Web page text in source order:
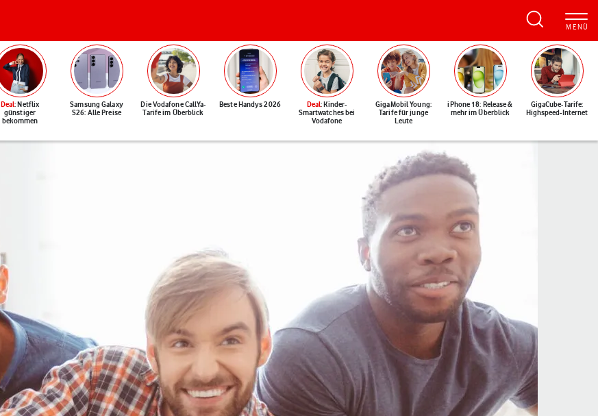
Deal: Netflix
günstiger
bekommen
Samsung Galaxy
S26: Alle Preise
Die Vodafone CallYa-
Tarife im Überblick
Beste Handys 2026 Deal: Kinder-
Smartwatches bei
Vodafone
GigaMobil Young:
Tarife für junge
Leute
iPhone 18: Release &
mehr im Überblick
GigaCube-Tarife:
Highspeed-Internet